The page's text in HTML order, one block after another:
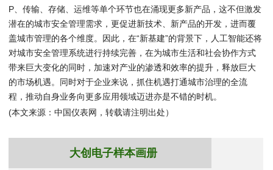
P、传输、存储、运维等单个环节也在涌现更多新产品，这不但激发
潜在的城市安全管理需求，更促进新技术、新产品的开发，进而覆
盖城市管理的各个维度。因此，在“新基建”的背景下，人工智能还将
对城市安全管理系统进行持续完善，在为城市生活和社会协作方式
带来巨大变化的同时，加速对产业的渗透和效率的提升，释放巨大
的市场机遇。同时对于企业来说，抓住机遇打通城市治理的全流
程，推动自身业务向更多应用领域迈进亦是不错的时机。
(本文来源：中国仪表网，转载请注明出处）
大创电子样本画册